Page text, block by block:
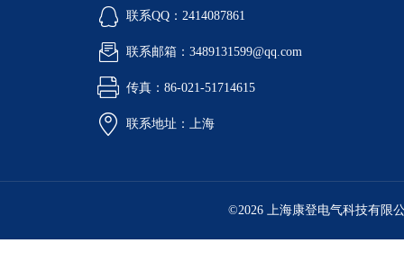
联系QQ：2414087861
联系邮箱：3489131599@qq.com
传真：86-021-51714615
联系地址：上海
©2026 上海康登电气科技有限